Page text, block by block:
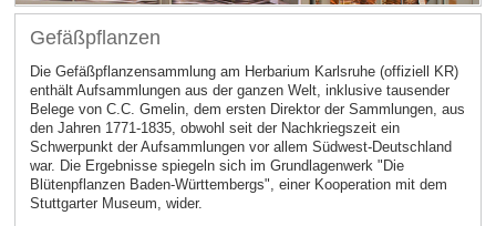
Gefäßpflanzen
Die Gefäßpflanzensammlung am Herbarium Karlsruhe (offiziell KR)
enthält Aufsammlungen aus der ganzen Welt, inklusive tausender
Belege von C.C. Gmelin, dem ersten Direktor der Sammlungen, aus
den Jahren 1771-1835, obwohl seit der Nachkriegszeit ein
Schwerpunkt der Aufsammlungen vor allem Südwest-Deutschland
war. Die Ergebnisse spiegeln sich im Grundlagenwerk "Die
Blütenpflanzen Baden-Württembergs", einer Kooperation mit dem
Stuttgarter Museum, wider.